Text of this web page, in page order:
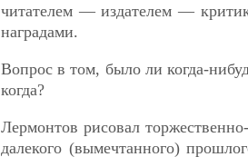
читателем — издателем —
наградами.
Вопрос в том, было ли когда-
когда?
Лермонтов рисовал
далекого (вымечтанного)